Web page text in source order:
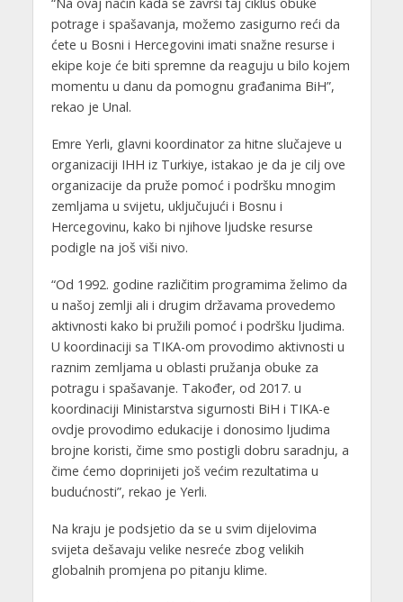
potrage i spašavanja, možemo zasigurno reći da
ćete u Bosni i Hercegovini imati snažne resurse i
ekipe koje će biti spremne da reaguju u bilo kojem
momentu u danu da pomognu građanima BiH”,
rekao je Unal.
Emre Yerli, glavni koordinator za hitne slučajeve u
organizaciji IHH iz Turkiye, istakao je da je cilj ove
organizacije da pruže pomoć i podršku mnogim
zemljama u svijetu, uključujući i Bosnu i
Hercegovinu, kako bi njihove ljudske resurse
podigle na još viši nivo.
“Od 1992. godine različitim programima želimo da
u našoj zemlji ali i drugim državama provedemo
aktivnosti kako bi pružili pomoć i podršku ljudima.
U koordinaciji sa TIKA-om provodimo aktivnosti u
raznim zemljama u oblasti pružanja obuke za
potragu i spašavanje. Također, od 2017. u
koordinaciji Ministarstva sigurnosti BiH i TIKA-e
ovdje provodimo edukacije i donosimo ljudima
brojne koristi, čime smo postigli dobru saradnju, a
čime ćemo doprinijeti još većim rezultatima u
budućnosti”, rekao je Yerli.
Na kraju je podsjetio da se u svim dijelovima
svijeta dešavaju velike nesreće zbog velikih
globalnih promjena po pitanju klime.